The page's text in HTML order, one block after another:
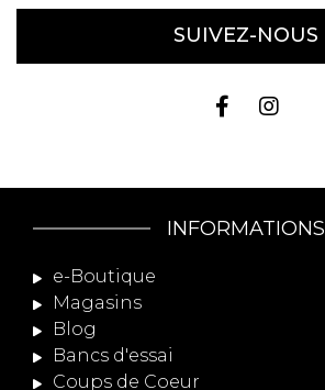
SUIVEZ-NOUS
INFORMATIONS
e-Boutique
Magasins
Blog
Bancs d'essai
Coups de Coeur